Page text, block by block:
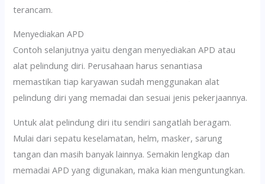
terancam.
Menyediakan APD
Contoh selanjutnya yaitu dengan menyediakan APD atau
alat pelindung diri. Perusahaan harus senantiasa
memastikan tiap karyawan sudah menggunakan alat
pelindung diri yang memadai dan sesuai jenis pekerjaannya.
Untuk alat pelindung diri itu sendiri sangatlah beragam.
Mulai dari sepatu keselamatan, helm, masker, sarung
tangan dan masih banyak lainnya. Semakin lengkap dan
memadai APD yang digunakan, maka kian menguntungkan.